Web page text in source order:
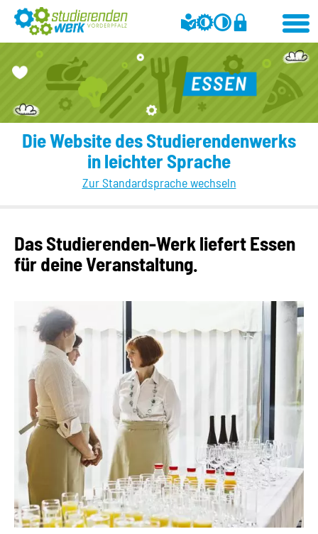
Die Website des Studierendenwerks
in leichter Sprache
Zur Standardsprache wechseln
Das Studierenden-Werk liefert Essen
für deine Veranstaltung.